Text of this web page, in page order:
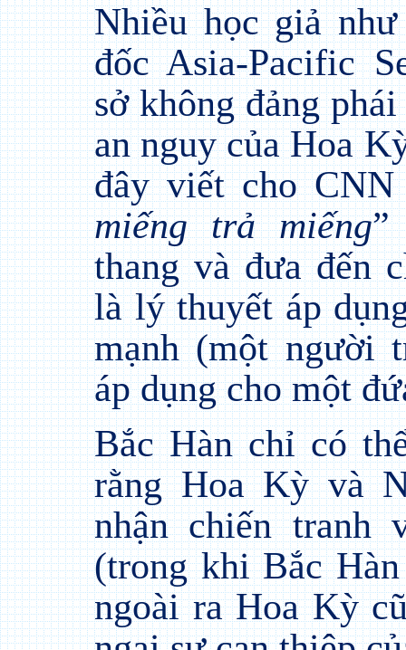
Nhiều học giả
đốc Asia-Pacific
sở không đảng
an nguy của Hoa
đây viết cho
miếng trả miếng”
thang và đưa đến
là lý thuyết áp
mạnh (một người
áp dụng cho một
Bắc Hàn chỉ có
rằng Hoa Kỳ và
nhận chiến tranh
(trong khi Bắc
ngoài ra Hoa Kỳ